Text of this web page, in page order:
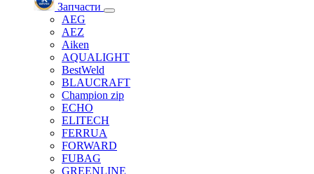
Запчасти
AEG
AEZ
Aiken
AQUALIGHT
BestWeld
BLAUCRAFT
Champion zip
ECHO
ELITECH
FERRUA
FORWARD
FUBAG
GREENLINE